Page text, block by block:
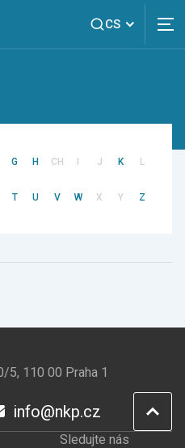
CS
G H CH I J K L
T U V W X Y Z
5, 110 00 Praha 1
info@nkp.cz
Sledujte nás